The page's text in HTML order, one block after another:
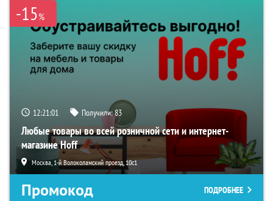
-15%
12:21:00 Получили:83
Любые товары во всей розничной сети и интернет-
магазине Hoff
Москва, 1-й Волоколамский проезд, 10с1
Промокод ПОДРОБНЕЕ